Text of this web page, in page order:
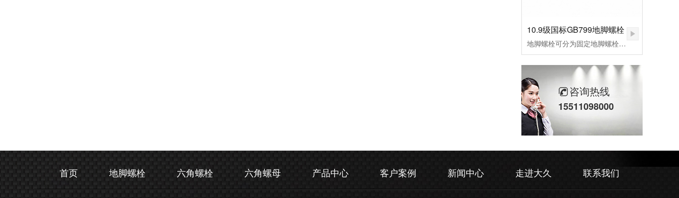
10.9级国标GB799地脚螺栓
地脚螺栓可分为固定地脚螺栓、活动地脚螺栓，胀锚地脚螺栓，和粘接地脚螺栓，其中根据外形不同，L型预埋螺栓，9字预埋螺栓，焊接预埋螺栓，地板预埋螺栓。应用行业：适用于各种设备固定、钢结构基础预埋件、路灯、交通指示牌、泵、锅炉安装、重型设备预埋固定等。
咨询热线
15511098000
首页 地脚螺栓 六角螺栓 六角螺母 产品中心 客户案例 新闻中心 走进大久 联系我们